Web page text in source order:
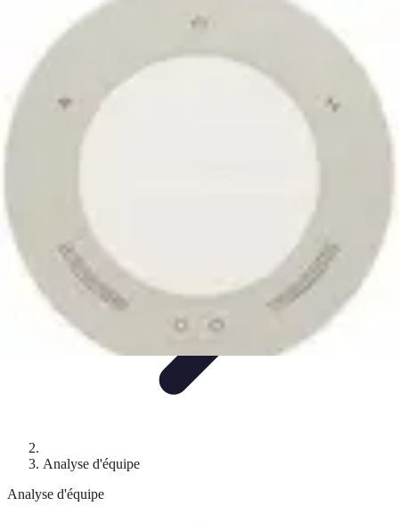
Analyse et performances
Actualités
Analyse des
performances
Basket Actu
Analyse d'équipe
Analyse d'équipe